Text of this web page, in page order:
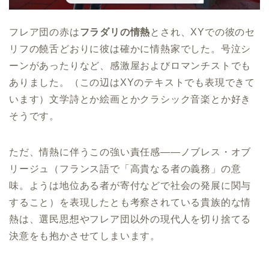
フレア団の赤はフラダリの情熱とされ、XYでの彼のセ
リフの饒舌どおりに彼は確かに情熱家でした。号泣シ
ーンがあったりなど、感激屋およびロマンチストでも
ありました。（この辺はXYのテキストでも表現できて
います）文学詩とか絵画とかクラシック音楽とか好き
そうです。
ただ、情熱に伴うこの強い責任感――ノブレス・オブ
リージュ（フランス語で「高貴なる者の義務」の意
味。ようは地位ある者が寄付などで社会の発展に関与
すること）を表現したとも考察されている貴族的な情
熱は、選民思想やフレア団以外の現代人を切り捨てる
決意をも抱かさせてしまいます。